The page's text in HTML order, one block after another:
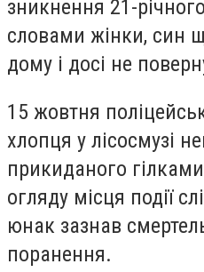
зникнення 21-
словами жінки, син
дому і досі не
15 жовтня
хлопця у лісосмузі
прикиданого
огляду місця події
юнак зазнав
поранення.